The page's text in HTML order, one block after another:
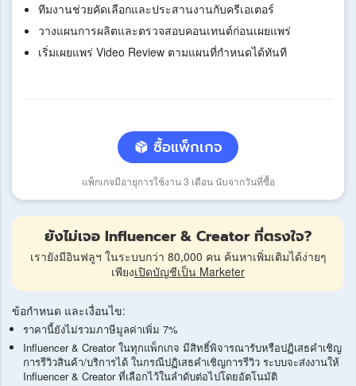
ทีมงานช่วยคัดเลือกและประสานงานกับครีเอเตอร์
วางแผนการผลิตและตรวจสอบคอนเทนต์ก่อนเผยแพร่
เริ่มเผยแพร่ Video Review ตามแผนที่กำหนดได้ทันที
ซื้อแพ็กเกจ
แพ็กเกจมีอายุการใช้งาน 3 เดือน นับจากวันที่ซื้อ
ยังไม่เจอ Influencer & Creator ที่ตรงใจ?
เรายังมีอินฟลูฯ ในระบบกว่า 80,000 คน ค้นหาเพิ่มเติมได้ง่ายๆ
เพียงเปิดบัญชีเป็น Marketer
ข้อกำหนด และเงื่อนไข:
ราคานี้ยังไม่รวมภาษีมูลค่าเพิ่ม 7%
Influencer & Creator ในทุกแพ็กเกจ มีสิทธิ์พิจารณารับหรือปฏิเสธคำเชิญ
การรีวิวสินค้า/บริการได้ ในกรณีปฏิเสธคำเชิญการรีวิว ระบบจะส่งงานให้
Influencer & Creator ที่เลือกไว้ในลำดับต่อไปโดยอัตโนมัติ